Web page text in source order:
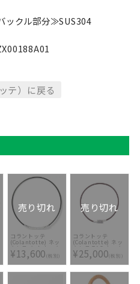
クル部分≫SUS304
テ）に戻る
売り切れ
コラントッテ
(Colantotte) ネッ
クレス タオ ネック
レス スリム アリエ
ABARF-95
¥13,600(税別)
売り切れ
コラントッテ
(Colantotte) ネッ
クレス TAO ネック
レス FINO ABAAI-
40
¥25,000(税別)